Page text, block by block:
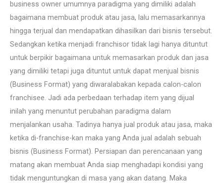
business owner umumnya paradigma yang dimiliki adalah
bagaimana membuat produk atau jasa, lalu memasarkannya
hingga terjual dan mendapatkan dihasilkan dari bisnis tersebut.
Sedangkan ketika menjadi franchisor tidak lagi hanya dituntut
untuk berpikir bagaimana untuk memasarkan produk dan jasa
yang dimiliki tetapi juga dituntut untuk dapat menjual bisnis
(Business Format) yang diwaralabakan kepada calon-calon
franchisee. Jadi ada perbedaan terhadap item yang dijual
inilah yang menuntut perubahan paradigma dalam
menjalankan usaha. Tadinya hanya jual produk atau jasa, maka
ketika di-franchise-kan maka yang Anda jual adalah sebuah
bisnis (Business Format). Persiapan dan perencanaan yang
matang akan membuat Anda siap menghadapi kondisi yang
tidak menguntungkan di masa yang akan datang. Maka